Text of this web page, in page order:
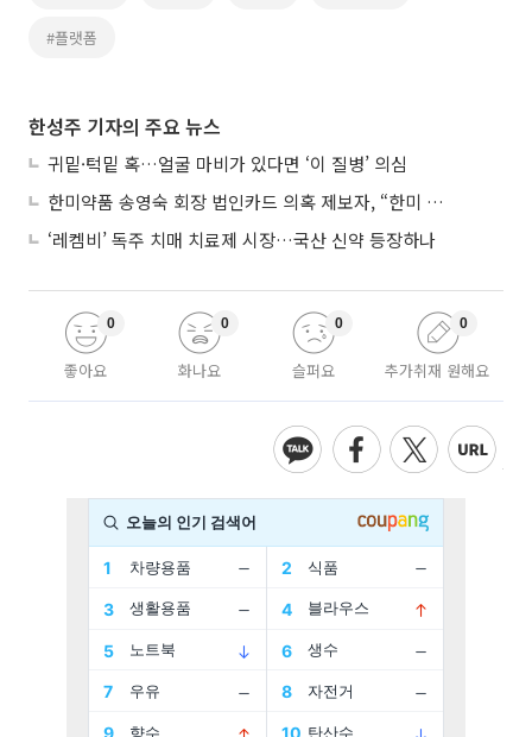
#플랫폼
한성주 기자의 주요 뉴스
귀밑·턱밑 혹…얼굴 마비가 있다면 ‘이 질병’ 의심
한미약품 송영숙 회장 법인카드 의혹 제보자, “한미 잘 되기 바라는 마음”
‘레켐비’ 독주 치매 치료제 시장…국산 신약 등장하나
좋아요
0
화나요
0
슬퍼요
0
추가취재 원해요
0